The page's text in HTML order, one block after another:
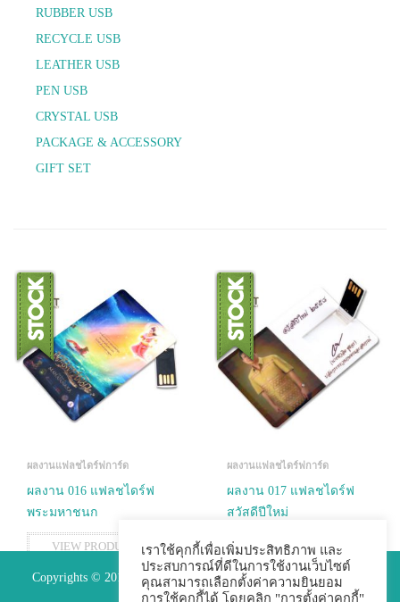
RUBBER USB
RECYCLE USB
LEATHER USB
PEN USB
CRYSTAL USB
PACKAGE & ACCESSORY
GIFT SET
ผลงานแฟลชไดร์ฟการ์ด
ผลงาน 016 แฟลชไดร์ฟ
พระมหาชนก
VIEW PRODUCTS
ผลงานแฟลชไดร์ฟการ์ด
ผลงาน 017 แฟลชไดร์ฟ
สวัสดีปีใหม่
VIEW PRODUCTS
Copyrights © 2015 Premium Perfect Co.,ltd. All Rights Reserved.
เราใช้คุกกี้เพื่อเพิ่มประสิทธิภาพ และ
ประสบการณ์ที่ดีในการใช้งานเว็บไซต์
คุณสามารถเลือกตั้งค่าความยินยอม
การใช้คุกกี้ได้ โดยคลิก "การตั้งค่าคุกกี้"